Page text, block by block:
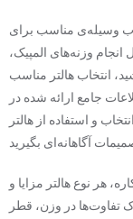
وسیله‌ی مناسب برای
وزنه‌های المپیک،
انتخاب هالتر مناسب
جامع ارائه شده در
و استفاده از هالتر
هر نوع هالتر مزایا و
تفاوت‌ها در وزن، قطر